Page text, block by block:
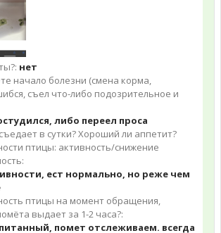
нет
начало болезни (смена корма,
съел что-либо подозрительное и
либо переел проса
в сутки? Хороший ли аппетит?
птицы: активность/снижение
ест нормально, но реже чем
птицы на момент обращения,
выдает за 1-2 часа?:
помет отслеживаем. всегда